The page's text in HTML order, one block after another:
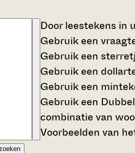
Door leestekens in
Gebruik een
Gebruik een
Gebruik een
Gebruik een
Gebruik een
combinatie van
Voorbeelden van